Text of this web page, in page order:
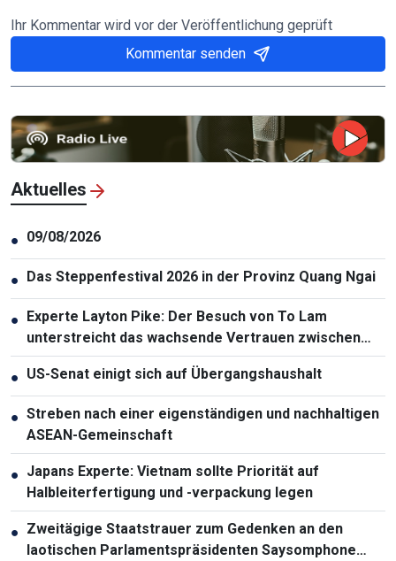
Ihr Kommentar wird vor der Veröffentlichung geprüft
Kommentar senden
Aktuelles
● 09/08/2026
● Das Steppenfestival 2026 in der Provinz Quang Ngai
● Experte Layton Pike: Der Besuch von To Lam
unterstreicht das wachsende Vertrauen zwischen
Vietnam und Australien
● US-Senat einigt sich auf Übergangshaushalt
● Streben nach einer eigenständigen und nachhaltigen
ASEAN-Gemeinschaft
● Japans Experte: Vietnam sollte Priorität auf
Halbleiterfertigung und -verpackung legen
● Zweitägige Staatstrauer zum Gedenken an den
laotischen Parlamentspräsidenten Saysomphone